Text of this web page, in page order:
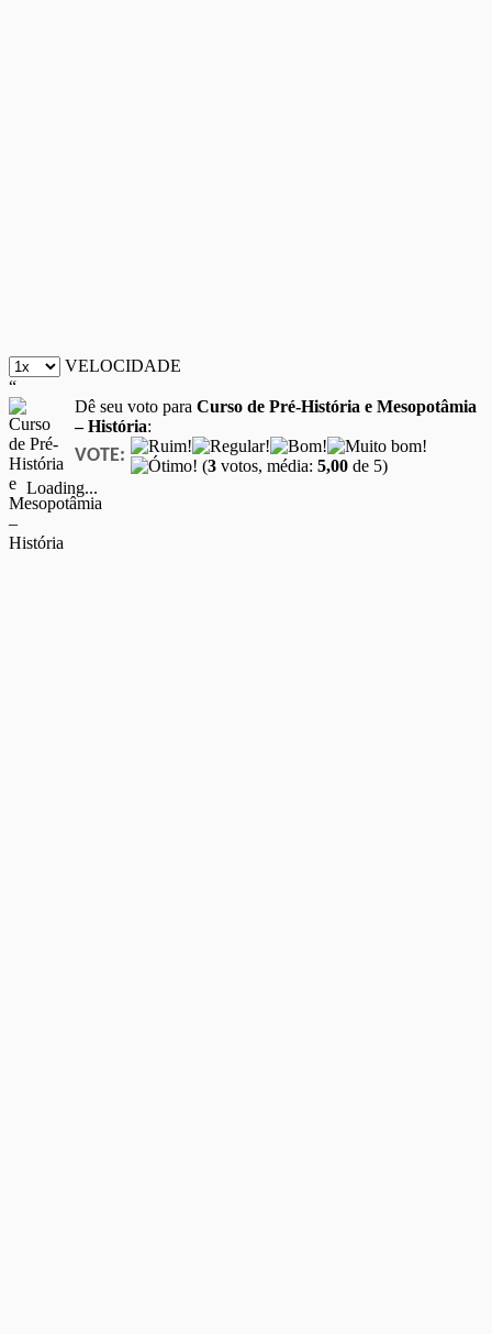
VELOCIDADE
“
Dê seu voto para Curso de Pré-História e Mesopotâmia
– História:
VOTE: (3 votos, média: 5,00 de 5)
Loading...